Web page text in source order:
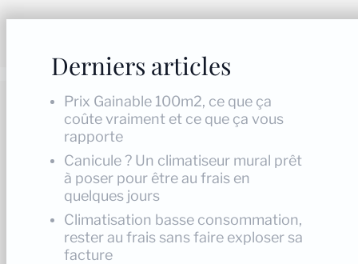
Derniers articles
Prix Gainable 100m2, ce que ça
coûte vraiment et ce que ça vous
rapporte
Canicule ? Un climatiseur mural prêt
à poser pour être au frais en
quelques jours
Climatisation basse consommation,
rester au frais sans faire exploser sa
facture